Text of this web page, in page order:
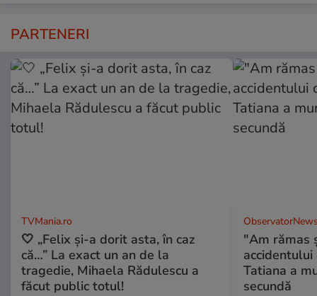
PARTENERI
TVMania.ro
🤍 „Felix și-a dorit asta, în caz
că…” La exact un an de la
tragedie, Mihaela Rădulescu a
făcut public totul!
"Am rămas
accidentului
Tatiana a
secundă